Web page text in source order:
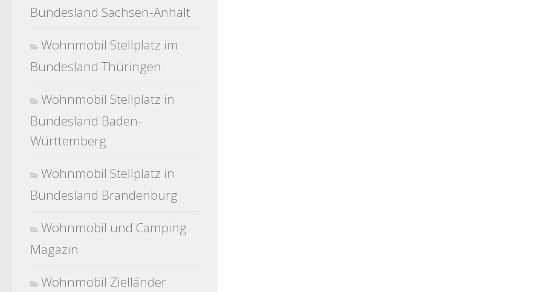
Bundesland Sachsen-Anhalt
Wohnmobil Stellplatz im
Bundesland Thüringen
Wohnmobil Stellplatz in
Bundesland Baden-
Württemberg
Wohnmobil Stellplatz in
Bundesland Brandenburg
Wohnmobil und Camping
Magazin
Wohnmobil Zielländer